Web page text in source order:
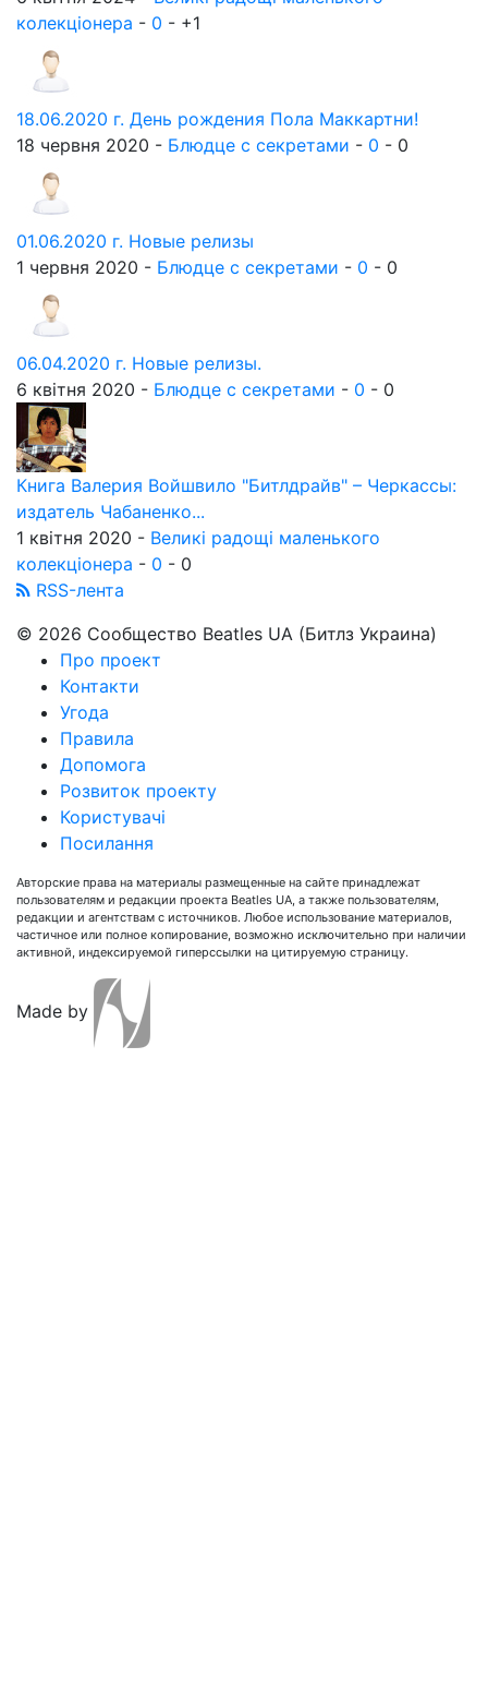
колекціонера - 0 - +1
18.06.2020 г. День рождения Пола Маккартни!
18 червня 2020 - Блюдце с секретами - 0 - 0
01.06.2020 г. Новые релизы
1 червня 2020 - Блюдце с секретами - 0 - 0
06.04.2020 г. Новые релизы.
6 квітня 2020 - Блюдце с секретами - 0 - 0
Книга Валерия Войшвило "Битлдрайв" – Черкассы:
издатель Чабаненко...
1 квітня 2020 - Великі радощі маленького
колекціонера - 0 - 0
RSS-лента
© 2026 Сообщество Beatles UA (Битлз Украина)
Про проект
Контакти
Угода
Правила
Допомога
Розвиток проекту
Користувачі
Посилання
Авторские права на материалы размещенные на сайте принадлежат
пользователям и редакции проекта Beatles UA, а также пользователям,
редакции и агентствам с источников. Любое использование материалов,
частичное или полное копирование, возможно исключительно при наличии
активной, индексируемой гиперссылки на цитируемую страницу.
Made by